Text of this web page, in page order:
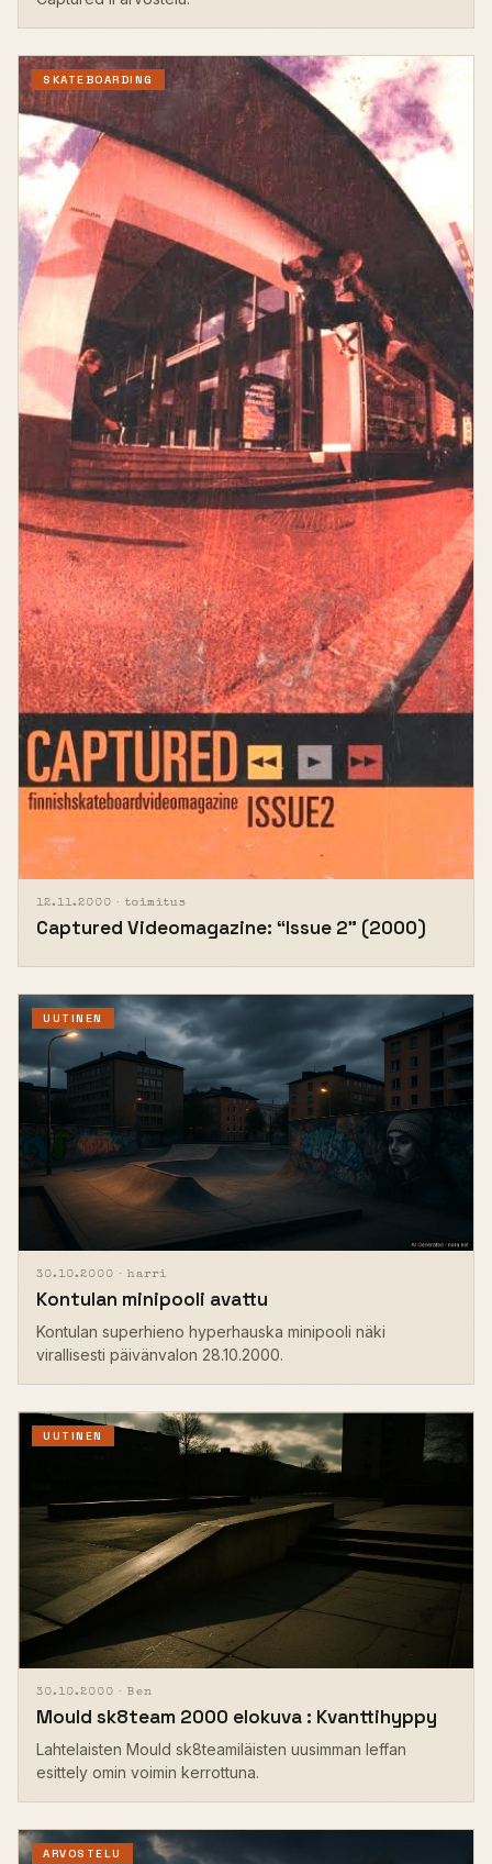
SKATEBOARDING
12.11.2000 · toimitus
Captured Videomagazine: “Issue 2” (2000)
UUTINEN
30.10.2000 · harri
Kontulan minipooli avattu
Kontulan superhieno hyperhauska minipooli näki
virallisesti päivänvalon 28.10.2000.
UUTINEN
30.10.2000 · Ben
Mould sk8team 2000 elokuva : Kvanttihyppy
Lahtelaisten Mould sk8teamiläisten uusimman leffan
esittely omin voimin kerrottuna.
ARVOSTELU